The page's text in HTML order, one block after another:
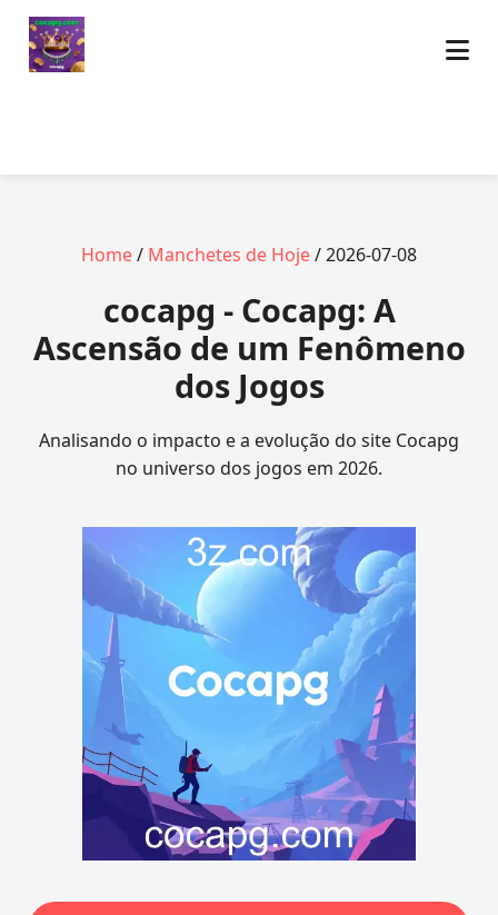
Home/ Manchetes de Hoje/ 2026-07-08
cocapg - Cocapg: A
Ascensão de um Fenômeno
dos Jogos
Analisando o impacto e a evolução do site Cocapg
no universo dos jogos em 2026.